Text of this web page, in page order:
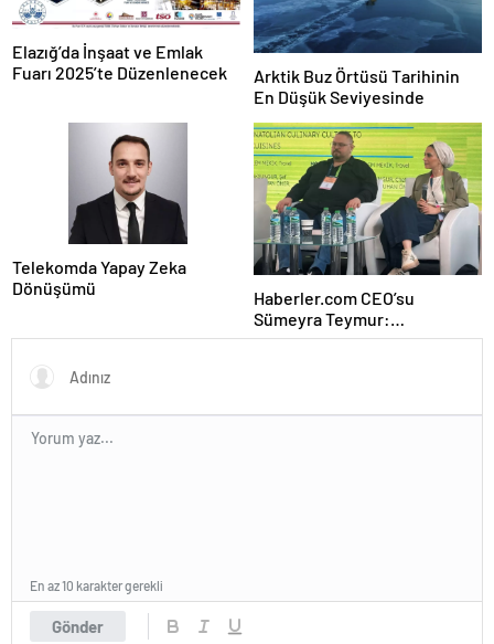
Elazığ’da İnşaat ve Emlak
Fuarı 2025’te Düzenlenecek
Arktik Buz Örtüsü Tarihinin
En Düşük Seviyesinde
Telekomda Yapay Zeka
Dönüşümü
Haberler.com CEO’su
Sümeyra Teymur:
Gastronomi içerikleri uzun
Gönder
En az 10 karakter gerekli